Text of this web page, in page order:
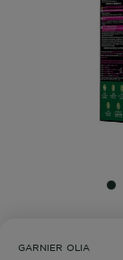
GARNIER OLIA